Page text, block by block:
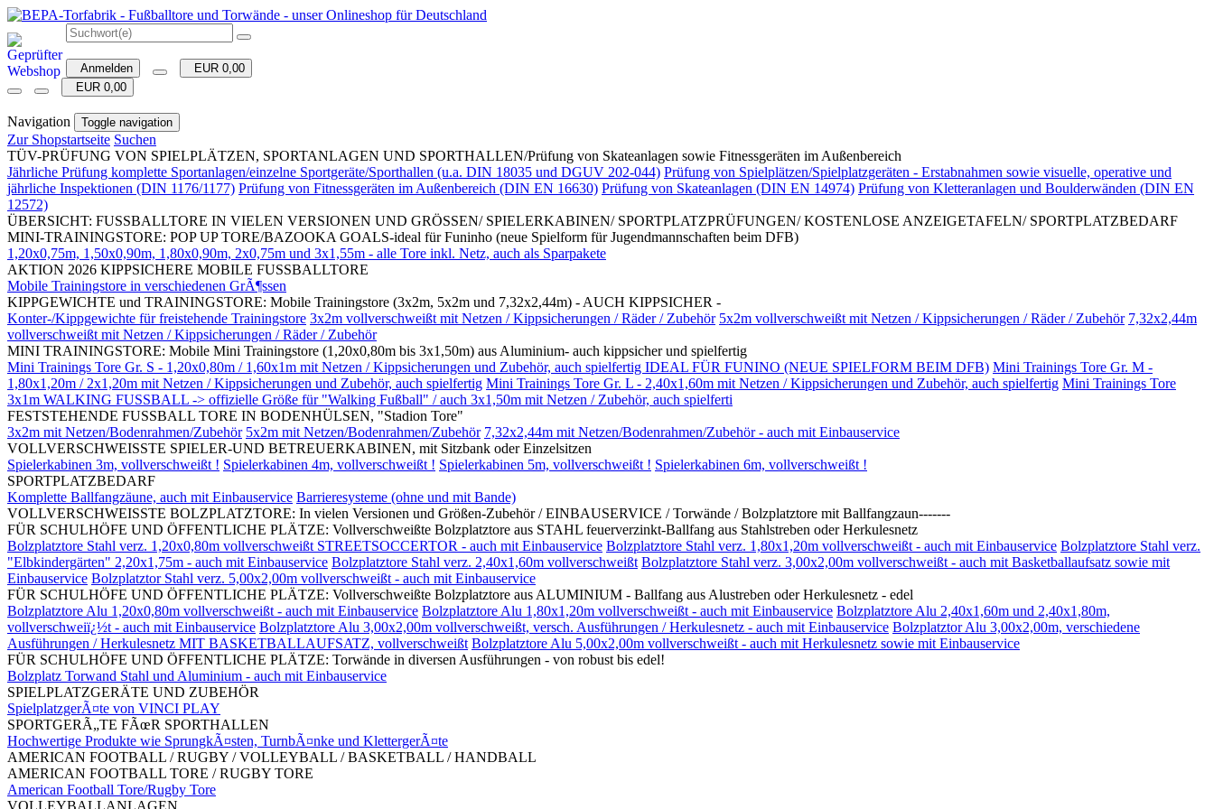
Anmelden
EUR 0,00
EUR 0,00
Navigation Toggle navigation
Zur Shopstartseite Suchen
TÜV-PRÜFUNG VON SPIELPLÄTZEN, SPORTANLAGEN UND SPORTHALLEN/Prüfung von Skateanlagen sowie Fitnessgeräten im Außenbereich
Jährliche Prüfung komplette Sportanlagen/einzelne Sportgeräte/Sporthallen (u.a. DIN 18035 und DGUV 202-044) Prüfung von Spielplätzen/Spielplatzgeräten - Erstabnahmen sowie visuelle, operative und
jährliche Inspektionen (DIN 1176/1177) Prüfung von Fitnessgeräten im Außenbereich (DIN EN 16630) Prüfung von Skateanlagen (DIN EN 14974) Prüfung von Kletteranlagen und Boulderwänden (DIN EN
12572)
ÜBERSICHT: FUSSBALLTORE IN VIELEN VERSIONEN UND GRÖSSEN/ SPIELERKABINEN/ SPORTPLATZPRÜFUNGEN/ KOSTENLOSE ANZEIGETAFELN/ SPORTPLATZBEDARF
MINI-TRAININGSTORE: POP UP TORE/BAZOOKA GOALS-ideal für Funinho (neue Spielform für Jugendmannschaften beim DFB)
1,20x0,75m, 1,50x0,90m, 1,80x0,90m, 2x0,75m und 3x1,55m - alle Tore inkl. Netz, auch als Sparpakete
AKTION 2026 KIPPSICHERE MOBILE FUSSBALLTORE
Mobile Trainingstore in verschiedenen GrÃ¶ssen
KIPPGEWICHTE und TRAININGSTORE: Mobile Trainingstore (3x2m, 5x2m und 7,32x2,44m) - AUCH KIPPSICHER -
Konter-/Kippgewichte für freistehende Trainingstore 3x2m vollverschweißt mit Netzen / Kippsicherungen / Räder / Zubehör 5x2m vollverschweißt mit Netzen / Kippsicherungen / Räder / Zubehör 7,32x2,44m
vollverschweißt mit Netzen / Kippsicherungen / Räder / Zubehör
MINI TRAININGSTORE: Mobile Mini Trainingstore (1,20x0,80m bis 3x1,50m) aus Aluminium- auch kippsicher und spielfertig
Mini Trainings Tore Gr. S - 1,20x0,80m / 1,60x1m mit Netzen / Kippsicherungen und Zubehör, auch spielfertig IDEAL FÜR FUNINO (NEUE SPIELFORM BEIM DFB) Mini Trainings Tore Gr. M -
1,80x1,20m / 2x1,20m mit Netzen / Kippsicherungen und Zubehör, auch spielfertig Mini Trainings Tore Gr. L - 2,40x1,60m mit Netzen / Kippsicherungen und Zubehör, auch spielfertig Mini Trainings Tore
3x1m WALKING FUSSBALL -> offizielle Größe für "Walking Fußball" / auch 3x1,50m mit Netzen / Zubehör, auch spielferti
FESTSTEHENDE FUSSBALL TORE IN BODENHÜLSEN, "Stadion Tore"
3x2m mit Netzen/Bodenrahmen/Zubehör 5x2m mit Netzen/Bodenrahmen/Zubehör 7,32x2,44m mit Netzen/Bodenrahmen/Zubehör - auch mit Einbauservice
VOLLVERSCHWEISSTE SPIELER-UND BETREUERKABINEN, mit Sitzbank oder Einzelsitzen
Spielerkabinen 3m, vollverschweißt ! Spielerkabinen 4m, vollverschweißt ! Spielerkabinen 5m, vollverschweißt ! Spielerkabinen 6m, vollverschweißt !
SPORTPLATZBEDARF
Komplette Ballfangzäune, auch mit Einbauservice Barrieresysteme (ohne und mit Bande)
VOLLVERSCHWEISSTE BOLZPLATZTORE: In vielen Versionen und Größen-Zubehör / EINBAUSERVICE / Torwände / Bolzplatztore mit Ballfangzaun-------
FÜR SCHULHÖFE UND ÖFFENTLICHE PLÄTZE: Vollverschweißte Bolzplatztore aus STAHL feuerverzinkt-Ballfang aus Stahlstreben oder Herkulesnetz
Bolzplatztore Stahl verz. 1,20x0,80m vollverschweißt STREETSOCCERTOR - auch mit Einbauservice Bolzplatztore Stahl verz. 1,80x1,20m vollverschweißt - auch mit Einbauservice Bolzplatztore Stahl verz.
"Elbkindergärten" 2,20x1,75m - auch mit Einbauservice Bolzplatztore Stahl verz. 2,40x1,60m vollverschweißt Bolzplatztore Stahl verz. 3,00x2,00m vollverschweißt - auch mit Basketballaufsatz sowie mit
Einbauservice Bolzplatztor Stahl verz. 5,00x2,00m vollverschweißt - auch mit Einbauservice
FÜR SCHULHÖFE UND ÖFFENTLICHE PLÄTZE: Vollverschweißte Bolzplatztore aus ALUMINIUM - Ballfang aus Alustreben oder Herkulesnetz - edel
Bolzplatztore Alu 1,20x0,80m vollverschweißt - auch mit Einbauservice Bolzplatztore Alu 1,80x1,20m vollverschweißt - auch mit Einbauservice Bolzplatztore Alu 2,40x1,60m und 2,40x1,80m,
vollverschweiï¿½t - auch mit Einbauservice Bolzplatztore Alu 3,00x2,00m vollverschweißt, versch. Ausführungen / Herkulesnetz - auch mit Einbauservice Bolzplatztor Alu 3,00x2,00m, verschiedene
Ausführungen / Herkulesnetz MIT BASKETBALLAUFSATZ, vollverschweißt Bolzplatztore Alu 5,00x2,00m vollverschweißt - auch mit Herkulesnetz sowie mit Einbauservice
FÜR SCHULHÖFE UND ÖFFENTLICHE PLÄTZE: Torwände in diversen Ausführungen - von robust bis edel!
Bolzplatz Torwand Stahl und Aluminium - auch mit Einbauservice
SPIELPLATZGERÄTE UND ZUBEHÖR
SpielplatzgerÃ¤te von VINCI PLAY
SPORTGERÃ„TE FÃœR SPORTHALLEN
Hochwertige Produkte wie SprungkÃ¤sten, TurnbÃ¤nke und KlettergerÃ¤te
AMERICAN FOOTBALL / RUGBY / VOLLEYBALL / BASKETBALL / HANDBALL
AMERICAN FOOTBALL TORE / RUGBY TORE
American Football Tore/Rugby Tore
VOLLEYBALLANLAGEN